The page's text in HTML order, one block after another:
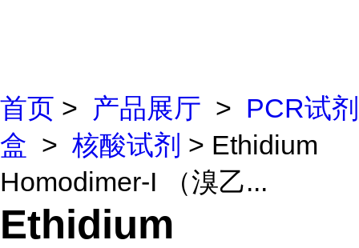
首页 > 产品展厅 > PCR试剂
盒 > 核酸试剂 > Ethidium
Homodimer-I （溴乙...
Ethidium